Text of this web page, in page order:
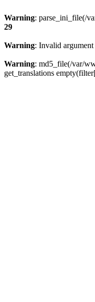
Warning: parse_ini_file(/
29
Warning: Invalid
Warning: md5_file(/var/
get_translations